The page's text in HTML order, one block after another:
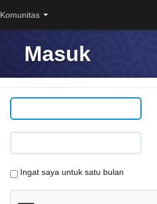
Komunitas
Masuk
Ingat saya untuk satu bulan